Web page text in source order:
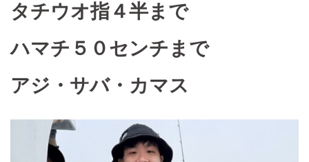
タチウオ指４半まで
ハマチ５０センチまで
アジ・サバ・カマス